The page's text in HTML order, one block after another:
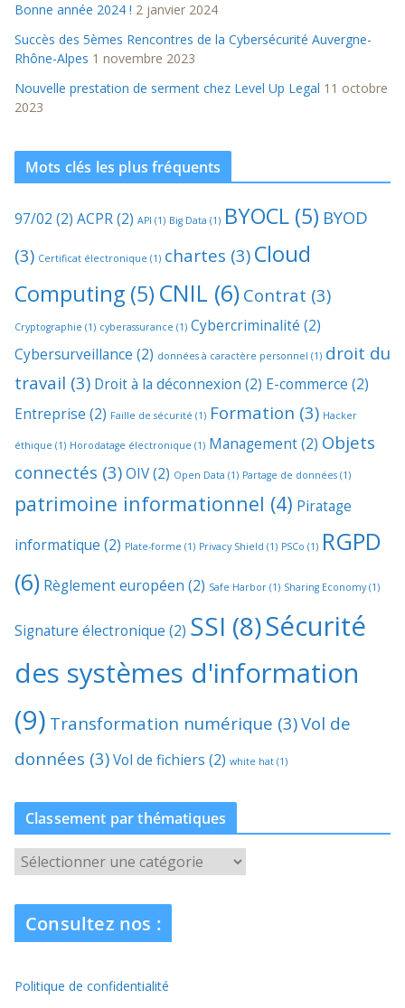
Bonne année 2024 ! 2 janvier 2024
Succès des 5èmes Rencontres de la Cybersécurité Auvergne-
Rhône-Alpes 1 novembre 2023
Nouvelle prestation de serment chez Level Up Legal 11 octobre
2023
Mots clés les plus fréquents
97/02 (2) ACPR(2) API (1) Big Data (1) BYOCL (5) BYOD
(3) Certificat électronique (1) chartes (3) Cloud
Computing (5) CNIL (6) Contrat (3)
Cryptographie (1) cyberassurance (1) Cybercriminalité (2)
Cybersurveillance (2) données à caractère personnel (1) droit du
travail (3) Droit à la déconnexion (2) E-commerce (2)
Entreprise (2) Faille de sécurité (1) Formation (3) Hacker
éthique (1) Horodatage électronique (1) Management(2) Objets
connectés (3)OIV(2) Open Data (1) Partage de données (1)
patrimoine informationnel (4) Piratage
informatique (2) Plate-forme (1) Privacy Shield (1) PSCo (1) RGPD
(6) Règlement européen (2) Safe Harbor (1) Sharing Economy(1)
Signature électronique (2) SSI (8)Sécurité
des systèmes d'information
(9) Transformation numérique (3)Vol de
données (3)Vol de fichiers (2) white hat (1)
Classement par thématiques
l
a
m
Consultez nos :
Politique de confidentialité